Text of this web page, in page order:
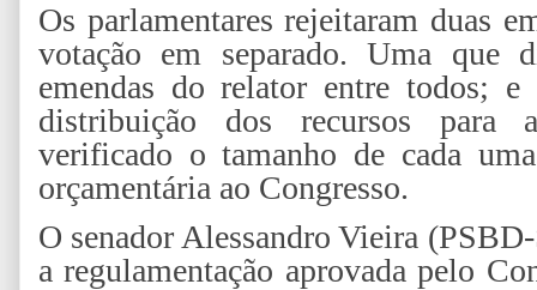
Os parlamentares rejeitaram duas
votação em separado. Uma que
emendas do relator entre todos;
distribuição dos recursos para
verificado o tamanho de cada
orçamentária ao Congresso.
O senador Alessandro Vieira
a regulamentação aprovada pelo